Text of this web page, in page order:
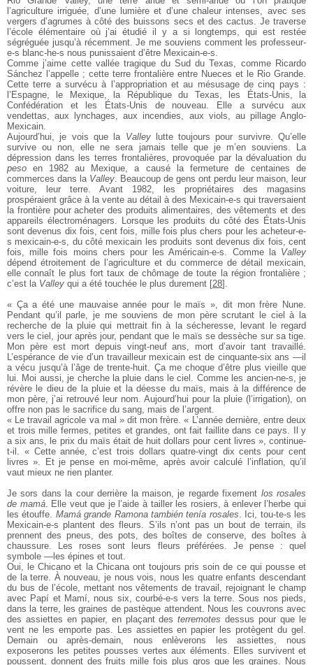
l’agriculture irriguée, d’une lumière et d’une chaleur intenses, avec ses
vergers d’agrumes à côté des buissons secs et des cactus. Je traverse
l’école élémentaire où j’ai étudié il y a si longtemps, qui est restée
ségréguée jusqu’à récemment. Je me souviens comment les professeur-
e-s blanc-he-s nous punissaient d’être Mexicain-e-s.
Comme j’aime cette vallée tragique du Sud du Texas, comme Ricardo
Sánchez l’appelle ; cette terre frontalière entre Nueces et le Rio Grande.
Cette terre a survécu à l’appropriation et au mésusage de cinq pays :
l’Espagne, le Mexique, la République du Texas, les États-Unis, la
Confédération et les États-Unis de nouveau. Elle a survécu aux
vendettas, aux lynchages, aux incendies, aux viols, au pillage Anglo-
Mexicain.
Aujourd’hui, je vois que la Valleylutte toujours pour survivre. Qu’elle
survive ou non, elle ne sera jamais telle que je m’en souviens. La
dépression dans les terres frontalières, provoquée par la dévaluation du
peso en 1982 au Mexique, a causé la fermeture de centaines de
commerces dans la Valley . Beaucoup de gens ont perdu leur maison, leur
voiture, leur terre. Avant 1982, les propriétaires des magasins
prospéraient grâce à la vente au détail à des Mexicain-e-s qui traversaient
la frontière pour acheter des produits alimentaires, des vêtements et des
appareils électroménagers. Lorsque les produits du côté des États-Unis
sont devenus dix fois, cent fois, mille fois plus chers pour les acheteur-e-
s mexicain-e-s, du côté mexicain les produits sont devenus dix fois, cent
fois, mille fois moins chers pour les Américain-e-s. Comme la Valley
dépend étroitement de l’agriculture et du commerce de détail mexicain,
elle connaît le plus fort taux de chômage de toute la région frontalière ;
c’est la Valley qui a été touchée le plus durement [28]
« Ça a été une mauvaise année pour le maïs », dit mon frère Nune.
Pendant qu’il parle, je me souviens de mon père scrutant le ciel à la
recherche de la pluie qui mettrait fin à la sécheresse, levant le regard
vers le ciel, jour après jour, pendant que le maïs se dessèche sur sa tige.
Mon père est mort depuis vingt-neuf ans, mort d’avoir tant travaillé.
L’espérance de vie d’un travailleur mexicain est de cinquante-six ans —il
a vécu jusqu’à l’âge de trente-huit. Ça me choque d’être plus vieille que
lui. Moi aussi, je cherche la pluie dans le ciel. Comme les ancien-ne-s, je
révère le dieu de la pluie et la déesse du maïs, mais à la différence de
mon père, j’ai retrouvé leur nom. Aujourd’hui pour la pluie (l’irrigation), on
offre non pas le sacrifice du sang, mais de l’argent.
« Le travail agricole va mal » dit mon frère. « L’année dernière, entre deux
et trois mille fermes, petites et grandes, ont fait faillite dans ce pays. Il y
a six ans, le prix du maïs était de huit dollars pour cent livres », continue-
t-il. « Cette année, c’est trois dollars quatre-vingt dix cents pour cent
livres ». Et je pense en moi-même, après avoir calculé l’inflation, qu’il
vaut mieux ne rien planter.
Je sors dans la cour derrière la maison, je regarde fixement los rosales
de mamá. Elle veut que je l’aide à tailler les rosiers, à enlever l’herbe qui
les étouffe. Mamá grande Ramona también tenía rosales . Ici, tou-te-s les
Mexicain-e-s plantent des fleurs. S’ils n’ont pas un bout de terrain, ils
prennent des pneus, des pots, des boîtes de conserve, des boîtes à
chaussure. Les roses sont leurs fleurs préférées. Je pense : quel
symbole —les épines et tout.
Oui, le Chicano et la Chicana ont toujours pris soin de ce qui pousse et
de la terre. À nouveau, je nous vois, nous les quatre enfants descendant
du bus de l’école, mettant nos vêtements de travail, rejoignant le champ
avec Papí et Mamí, nous six, courbé-e-s vers la terre. Sous nos pieds,
dans la terre, les graines de pastèque attendent. Nous les couvrons avec
des assiettes en papier, en plaçant desterremotes dessus pour que le
vent ne les emporte pas. Les assiettes en papier les protègent du gel.
Demain ou après-demain, nous enlèverons les assiettes, nous
exposerons les petites pousses vertes aux éléments. Elles survivent et
poussent, donnent des fruits mille fois plus gros que les graines. Nous